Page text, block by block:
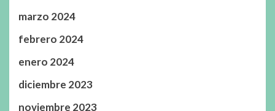
marzo 2024
febrero 2024
enero 2024
diciembre 2023
noviembre 2023